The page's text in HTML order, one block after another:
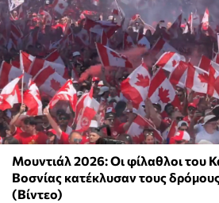
Μουντιάλ 2026: Οι φίλαθλοι του
Βοσνίας κατέκλυσαν τους
(Βίντεο)